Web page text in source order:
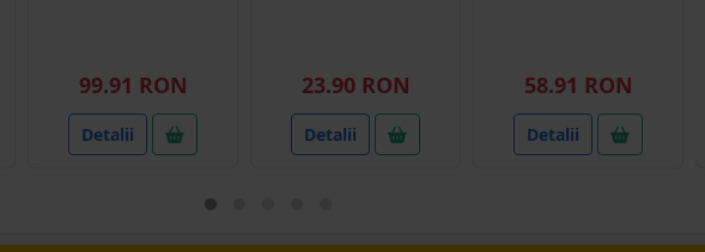
99.91 RON
Detalii
23.90 RON
Detalii
58.91 RON
Detalii